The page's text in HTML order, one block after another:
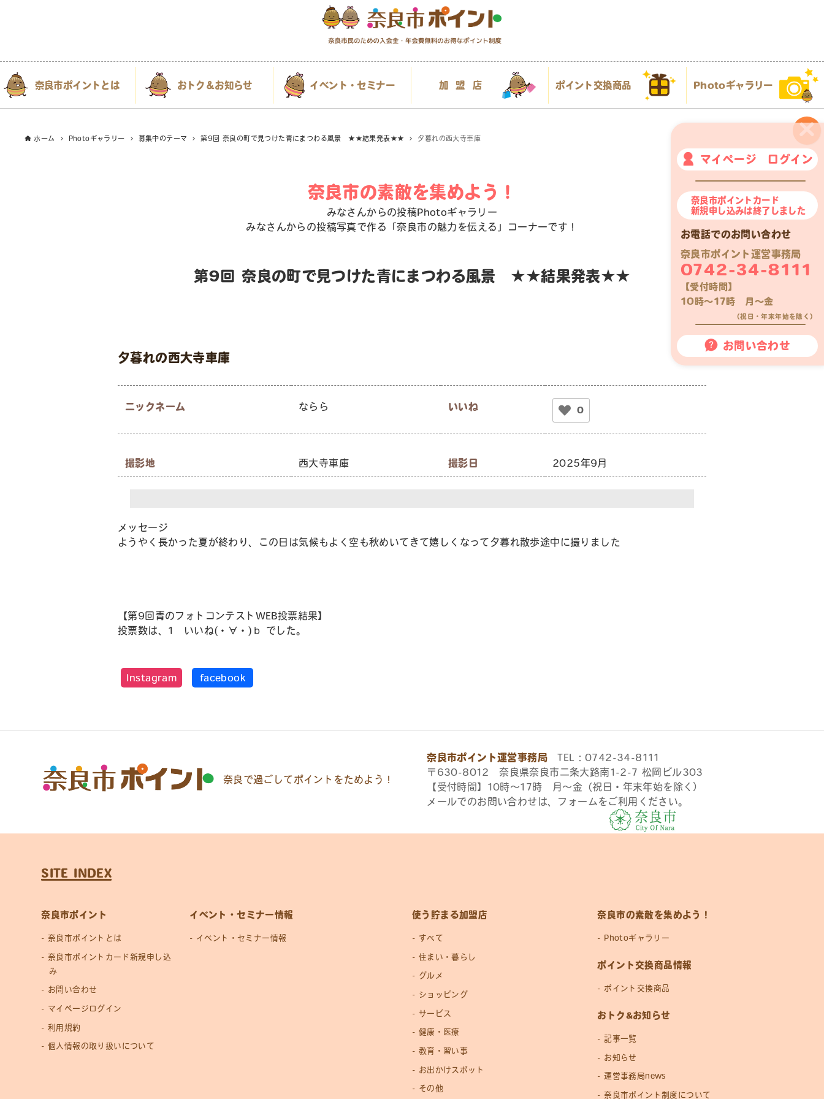
×
マイページ ログイン
奈良市ポイントカード
新規申し込みは終了しました
お電話でのお問い合わせ
奈良市ポイント運営事務局
0742-34-8111
【受付時間】
10時〜17時 月〜金
（祝日・年末年始を除く）
お問い合わせ
奈良市ポイントとは おトク＆お知らせ イベント・セミナー 加盟店 ポイント交換商品 Photoギャラリー
ホーム Photoギャラリー 募集中のテーマ 第9回 奈良の町で見つけた青にまつわる風景 ★★結果発表★★ 夕暮れの西大寺車庫
奈良市の素敵を集めよう！
みなさんからの投稿Photoギャラリー
みなさんからの投稿写真で作る「奈良市の魅力を伝える」コーナーです！
第9回 奈良の町で見つけた青にまつわる風景 ★★結果発表★★
夕暮れの西大寺車庫
ニックネーム ならら いいね 0
撮影地 西大寺車庫 撮影日 2025年9月
メッセージ
ようやく長かった夏が終わり、この日は気候もよく空も秋めいてきて嬉しくなって夕暮れ散歩途中に撮りました
【第9回青のフォトコンテストWEB投票結果】
投票数は、1 いいね(・∀・)ｂ でした。
Instagram facebook
奈良で過ごしてポイントをためよう！
奈良市ポイント運営事務局 TEL：0742-34-8111
〒630-8012 奈良県奈良市二条大路南1-2-7 松岡ビル303
【受付時間】10時〜17時 月〜金（祝日・年末年始を除く）
メールでのお問い合わせは、フォームをご利用ください。
SITE INDEX
奈良市ポイント
奈良市ポイントとは
奈良市ポイントカード新規申し込
み
お問い合わせ
マイページログイン
利用規約
個人情報の取り扱いについて
イベント・セミナー情報
イベント・セミナー情報
使う貯まる加盟店
すべて
住まい・暮らし
グルメ
ショッピング
サービス
健康・医療
教育・習い事
お出かけスポット
その他
奈良市の素敵を集めよう！
Photoギャラリー
ポイント交換商品情報
ポイント交換商品
おトク&お知らせ
記事一覧
お知らせ
運営事務局news
奈良市ポイント制度について